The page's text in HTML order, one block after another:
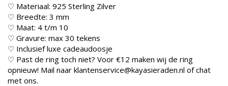
♡ Materiaal: 925 Sterling Zilver
♡ Breedte: 3 mm
♡ Maat: 4 t/m 10
♡ Gravure: max 30 tekens
♡ Inclusief luxe cadeaudoosje
♡ Past de ring toch niet? Voor €12 maken wij de ring
opnieuw! Mail naar klantenservice@kayasieraden.nl of chat
met ons.